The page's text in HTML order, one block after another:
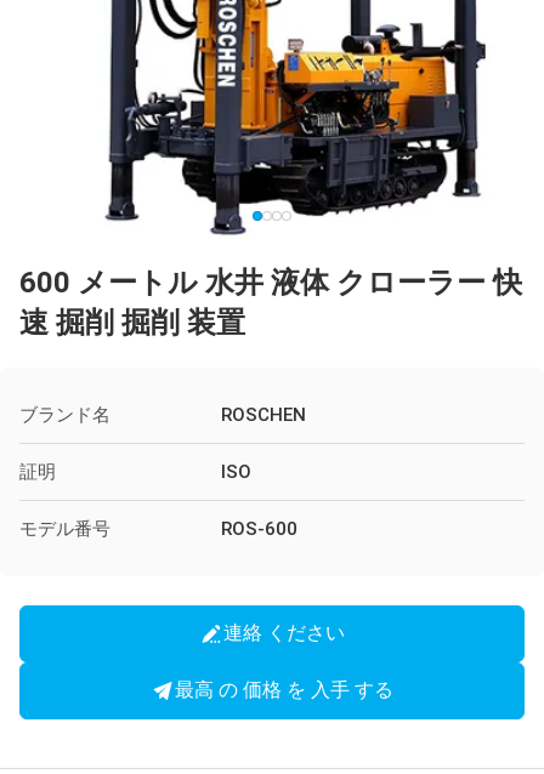
600 メートル 水井 液体 クローラー 快
速 掘削 掘削 装置
ブランド名 ROSCHEN
証明 ISO
モデル番号 ROS-600
連絡 ください
最高 の 価格 を 入手 する